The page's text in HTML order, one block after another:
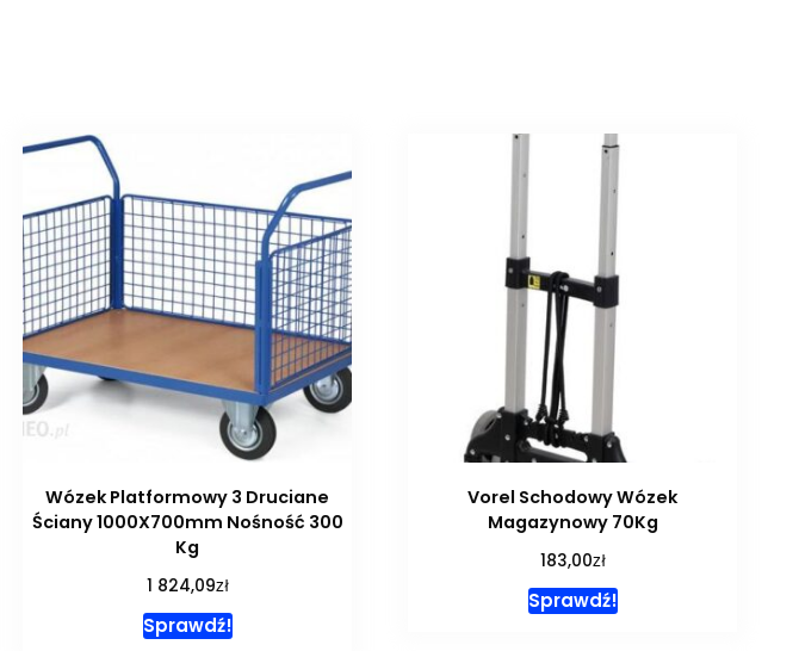
Wózek Platformowy 3 Druciane
Ściany 1000X700mm Nośność 300
Kg
1 824,09zł
Sprawdź!
Vorel Schodowy Wózek
Magazynowy 70Kg
183,00zł
Sprawdź!